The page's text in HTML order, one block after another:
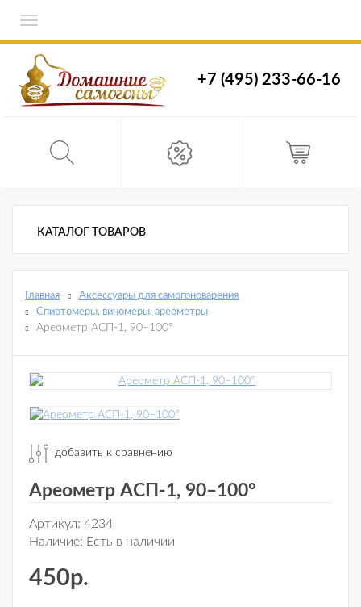
Toggle
+7 (495) 233-66-16
КАТАЛОГ ТОВАРОВ
Главная
Аксессуары для самогоноварения
Спиртомеры, виномеры, ареометры
Ареометр АСП-1, 90–100°
добавить к сравнению
Ареометр АСП-1, 90–100°
Артикул: 4234
Наличие: Есть в наличии
450р.